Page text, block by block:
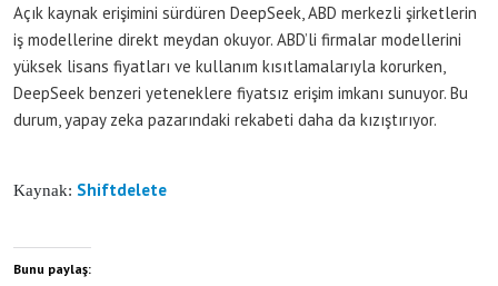
Açık kaynak erişimini sürdüren DeepSeek, ABD merkezli şirketlerin
iş modellerine direkt meydan okuyor. ABD’li firmalar modellerini
yüksek lisans fiyatları ve kullanım kısıtlamalarıyla korurken,
DeepSeek benzeri yeteneklere fiyatsız erişim imkanı sunuyor. Bu
durum, yapay zeka pazarındaki rekabeti daha da kızıştırıyor.
Kaynak: Shiftdelete
Bunu paylaş: